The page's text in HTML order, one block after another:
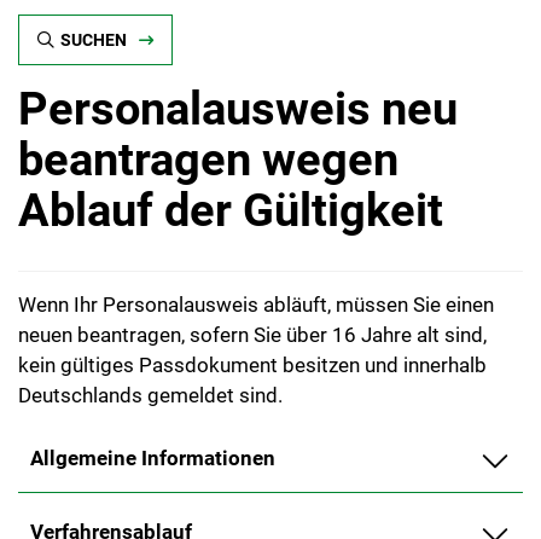
SUCHEN
Personalausweis neu
beantragen wegen
Ablauf der Gültigkeit
Wenn Ihr Personalausweis abläuft, müssen Sie einen
neuen beantragen, sofern Sie über 16 Jahre alt sind,
kein gültiges Passdokument besitzen und innerhalb
Deutschlands gemeldet sind.
Allgemeine Informationen
Verfahrensablauf